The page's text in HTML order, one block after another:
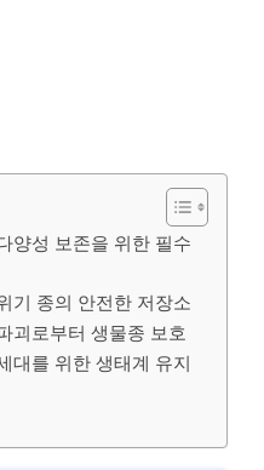
양성 보존을 위한 필수
기 종의 안전한 저장소
괴로부터 생물종 보호
대를 위한 생태계 유지